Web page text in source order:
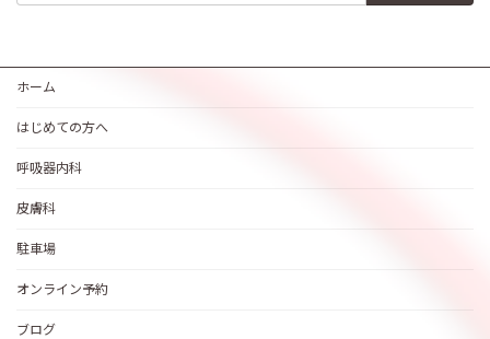
ホーム
はじめての方へ
呼吸器内科
皮膚科
駐車場
オンライン予約
ブログ